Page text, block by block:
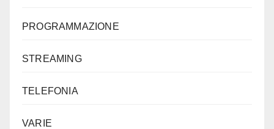
PROGRAMMAZIONE
STREAMING
TELEFONIA
VARIE